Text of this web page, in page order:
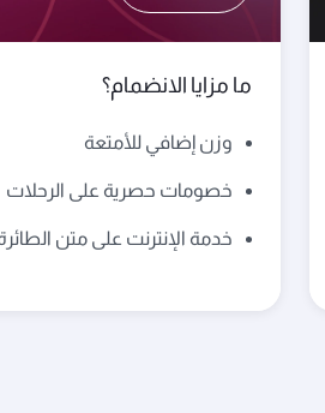
ما مزايا الانضمام؟
وزن إضافي للأمتعة
خصومات حصرية على الرحلات
خدمة الإنترنت على متن